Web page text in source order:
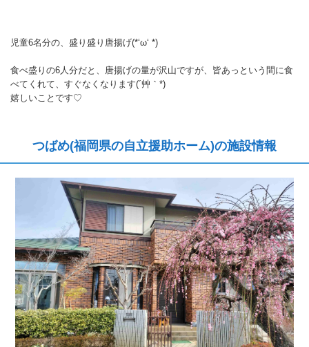
児童6名分の、盛り盛り唐揚げ(*‘ω‘ *)
食べ盛りの6人分だと、唐揚げの量が沢山ですが、皆あっという間に食
べてくれて、すぐなくなります(´艸｀*)
嬉しいことです♡
つばめ(福岡県の自立援助ホーム)の施設情報